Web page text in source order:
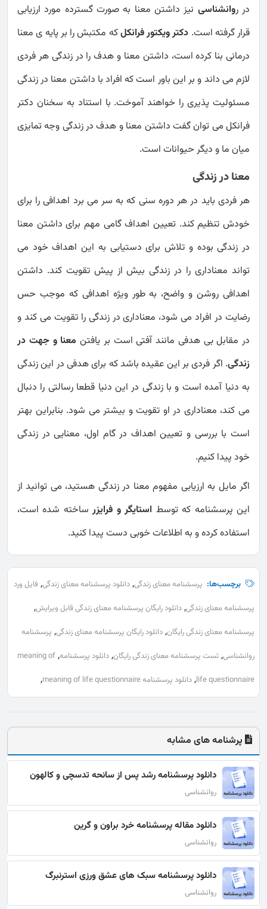
در روانشناسی نیز داشتن معنا به صورت گسترده مورد ارزیابی
قرار گرفته است. دکتر ویکتور فرانکلکه مکتبش را بر پایه ی معنا
درمانی بنا کرده است، داشتن معنا و هدف را در زندگی هر فردی
لازم می داند و بر این باور است که افراد با داشتن معنا در زندگی
مسئولیت پذیری را خواهند آموخت. با استناد به سخنان دکتر
فرانکل می توان گفت داشتن معنا و هدف در زندگی وجه تمایزی
میان ما و دیگر حیوانات است.
معنا در زندگی
هر فردی باید در هر دوره سنی که به سر می برد اهدافی را برای
خودش تنظیم کند. تعیین اهداف گامی مهم برای داشتن معنا
در زندگی بوده و تلاش برای دستیابی به این اهداف خود می
تواند معناداری را در زندگی بیش از پیش تقویت کند. داشتن
اهدافی روشن و واضح، به طور ویژه اهدافی که موجب حس
رضایت در افراد می شود، معناداری در زندگی را تقویت می کند و
در مقابل بی هدفی مانند آفتی است بر یافتن معنا و جهت در
زندگی. اگر فردی بر این عقیده باشد که برای هدفی در این زندگی
به دنیا آمده است و با زندگی در این دنیا قطعا رسالتی را دنبال
می کند، معناداری در او تقویت و بیشتر می شود. بنابراین بهتر
است با بررسی و تعیین اهداف در گام اول، معنایی در زندگی
خود پیدا کنیم.
اگر مایل به ارزیابی مفهوم معنا در زندگی هستید، می توانید از
این پرسشنامه که توسط استایگر و فرایزرساخته شده است،
استفاده کرده و به اطلاعات خوبی دست پیدا کنید.
برچسب‌ها: پرسشنامه معنای زندگی, دانلود پرسشنامه معنای زندگی, فایل ورد
پرسشنامه معنای زندگی, دانلود رایگان پرسشنامه معنای زندگی قابل ویرایش,
پرسشنامه معنای زندگی رایگان, دانلود رایگان پرسشنامه معنای زندگی, پرسشنامه
روانشناسی, تست پرسشنامه معنای زندگی رایگان, دانلود پرسشنامه,
meaning of
life questionnaire
, دانلود پرسشنامه meaning of life questionnaire ,
پرشنامه های مشابه
دانلود پرسشنامه رشد پس از سانحه تدسچی و کالهون
روانشناسی
دانلود مقاله پرسشنامه خرد براون و گرین
روانشناسی
دانلود پرسشنامه سبک های عشق ورزی استرنبرگ
روانشناسی